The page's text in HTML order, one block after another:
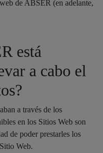
de ABSER (en adelante,
está
a cabo el
a través de los
en los Sitios Web son
de poder prestarles los
Web.